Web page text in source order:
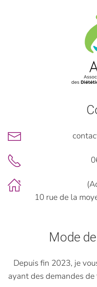
10 rue de la
Mode
Depuis fin 2023, je
ayant des demandes